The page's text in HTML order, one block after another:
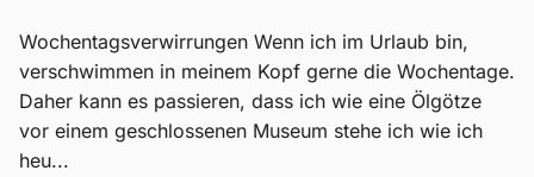
Wochentagsverwirrungen Wenn ich im Urlaub bin,
verschwimmen in meinem Kopf gerne die Wochentage.
Daher kann es passieren, dass ich wie eine Ölgötze
vor einem geschlossenen Museum stehe ich wie ich
heu...